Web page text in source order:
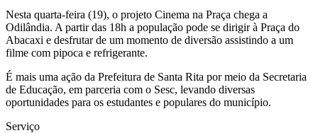
Nesta quarta-feira (19), o projeto Cinema na Praça chega a
Odilândia. A partir das 18h a população pode se dirigir à Praça do
Abacaxi e desfrutar de um momento de diversão assistindo a um
filme com pipoca e refrigerante.
É mais uma ação da Prefeitura de Santa Rita por meio da Secretaria
de Educação, em parceria com o Sesc, levando diversas
oportunidades para os estudantes e populares do município.
Serviço